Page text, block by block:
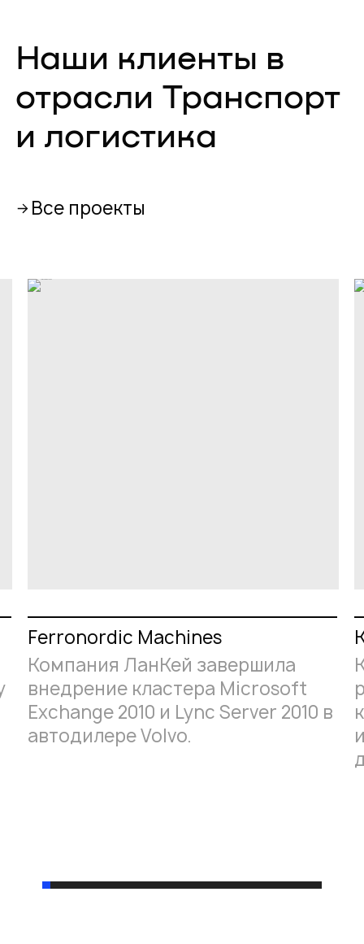
Наши клиенты в
отрасли Транспорт
и логистика
Все проекты
Ferronordic Machines
Компания ЛанКей завершила
внедрение кластера Microsoft
Exchange 2010 и Lync Server 2010 в
автодилере Volvo.